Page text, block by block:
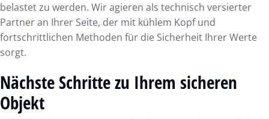
belastet zu werden. Wir agieren als technisch versierter
Partner an Ihrer Seite, der mit kühlem Kopf und
fortschrittlichen Methoden für die Sicherheit Ihrer Werte
sorgt.
Nächste Schritte zu Ihrem sicheren
Objekt